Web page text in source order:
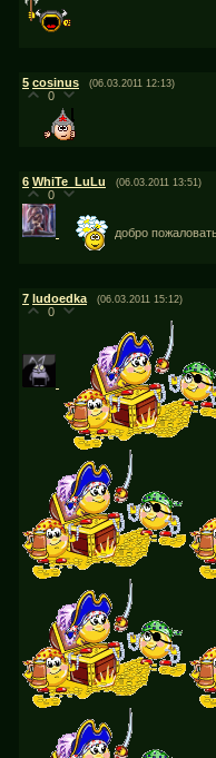
5 cosinus (06.03.2011 12:13)
0
6 WhiTe_LuLu (06.03.2011 13:51)
0
добро
7 ludoedka (06.03.2011 15:12)
0